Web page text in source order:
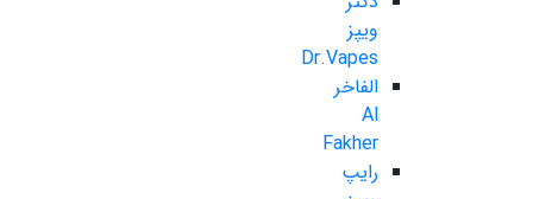
ویپز
Dr.Vapes
الفاخر
Al
Fakher
رایپ